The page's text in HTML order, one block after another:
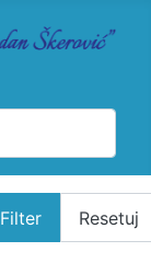
Filter Resetuj